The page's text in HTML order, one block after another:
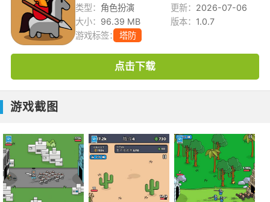
类型： 角色扮演 更新： 2026-07-06
大小： 96.39 MB 版本： 1.0.7
游戏标签：
塔防
点击下载
游戏截图